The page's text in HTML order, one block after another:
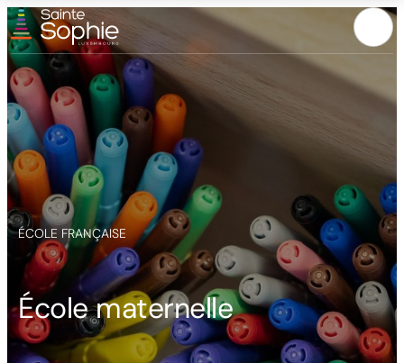
Menu
ÉCOLE FRANÇAISE
École maternelle